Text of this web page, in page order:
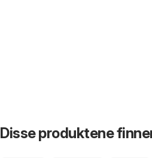
Disse produktene